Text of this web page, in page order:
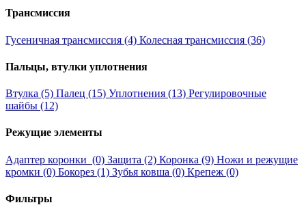
Трансмиссия
Гусеничная трансмиссия (4) Колесная трансмиссия (36)
Пальцы, втулки уплотнения
Втулка (5) Палец (15) Уплотнения (13) Регулировочные
шайбы (12)
Режущие элементы
Адаптер коронки (0) Защита (2) Коронка (9) Ножи и режущие
кромки (0) Бокорез (1) Зубья ковша (0) Крепеж (0)
Фильтры